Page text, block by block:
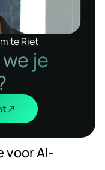
te Riet
je
voor AI-